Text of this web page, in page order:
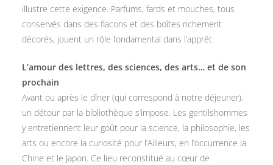
illustre cette exigence. Parfums, fards et mouches, tous
conservés dans des flacons et des boîtes richement
décorés, jouent un rôle fondamental dans l’apprêt.
L’amour des lettres, des sciences, des arts… et de son
prochain
Avant ou après le dîner (qui correspond à notre déjeuner),
un détour par la bibliothèque s’impose. Les gentilshommes
y entretiennent leur goût pour la science, la philosophie, les
arts ou encore la curiosité pour l’Ailleurs, en l’occurrence la
Chine et le Japon. Ce lieu reconstitué au cœur de